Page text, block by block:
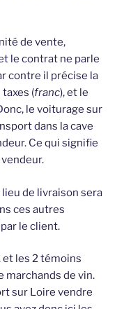
de vente,
le contrat ne parle
contre il précise la
(franc), et le
le voiturage sur
dans la cave
Ce qui signifie
de livraison sera
ces autres
le client.
et les 2 témoins
marchands de vin.
sur Loire vendre